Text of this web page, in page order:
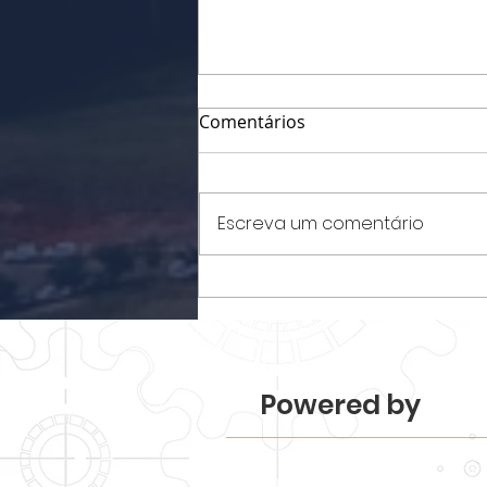
Parque Tecnológico
força e diversidade do
ecossistema.
Comentários
Escreva um comentário
Powered by